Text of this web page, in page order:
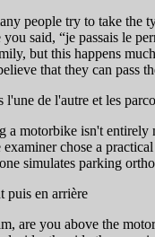
people try to take the
said, “je passais le
but this happens
that they can pass
l'une de l'autre et les
a motorbike isn't
chose a
simulates parking
puis en arrière
are you above the